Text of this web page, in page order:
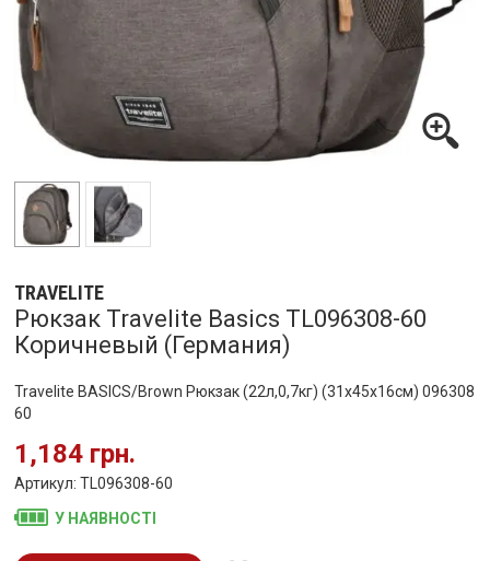
TRAVELITE
Рюкзак Travelite Basics TL096308-60
Коричневый (Германия)
Travelite BASICS/Brown Рюкзак (22л,0,7кг) (31x45x16см) 096308
60
1,184 грн.
Артикул: TL096308-60
У НАЯВНОСТІ